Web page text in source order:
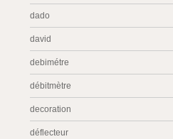
dado
david
debimétre
débitmètre
decoration
déflecteur